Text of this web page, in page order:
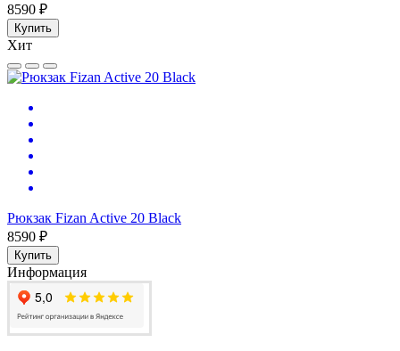
8590 ₽
Купить
Хит
Рюкзак Fizan Active 20 Black
8590 ₽
Купить
Информация